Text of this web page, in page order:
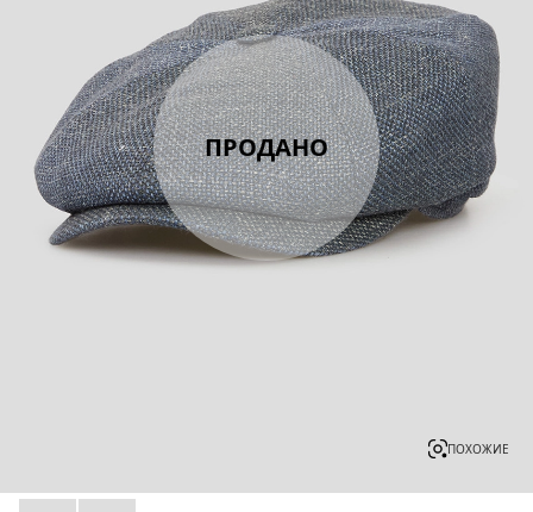
ПОХОЖИЕ
ПРОДАНО